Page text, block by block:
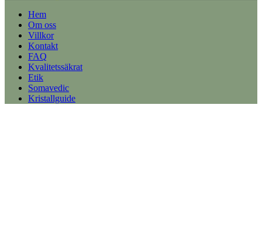
Hem
Om oss
Villkor
Kontakt
FAQ
Kvalitetssäkrat
Etik
Somavedic
Kristallguide